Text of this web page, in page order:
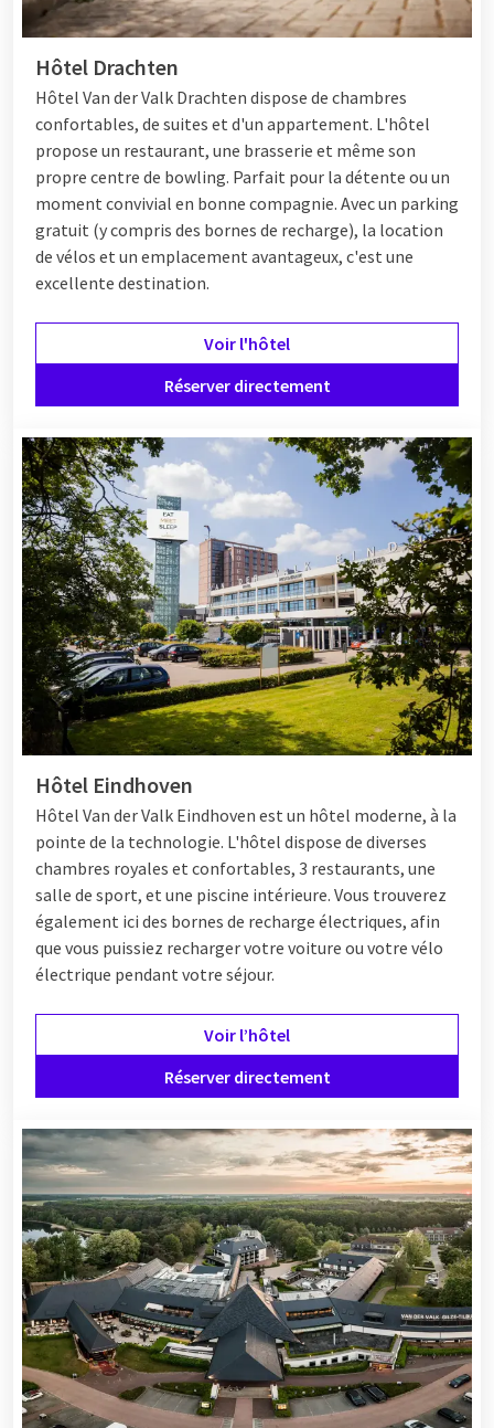
Hôtel Drachten
Hôtel Van der Valk Drachten dispose de chambres
confortables, de suites et d'un appartement. L'hôtel
propose un restaurant, une brasserie et même son
propre centre de bowling. Parfait pour la détente ou un
moment convivial en bonne compagnie. Avec un parking
gratuit (y compris des bornes de recharge), la location
de vélos et un emplacement avantageux, c'est une
excellente destination.
Voir l'hôtel
Réserver directement
Hôtel Eindhoven
Hôtel Van der Valk Eindhoven est un hôtel moderne, à la
pointe de la technologie. L'hôtel dispose de diverses
chambres royales et confortables, 3 restaurants, une
salle de sport, et une piscine intérieure. Vous trouverez
également ici des bornes de recharge électriques, afin
que vous puissiez recharger votre voiture ou votre vélo
électrique pendant votre séjour.
Voir l’hôtel
Réserver directement